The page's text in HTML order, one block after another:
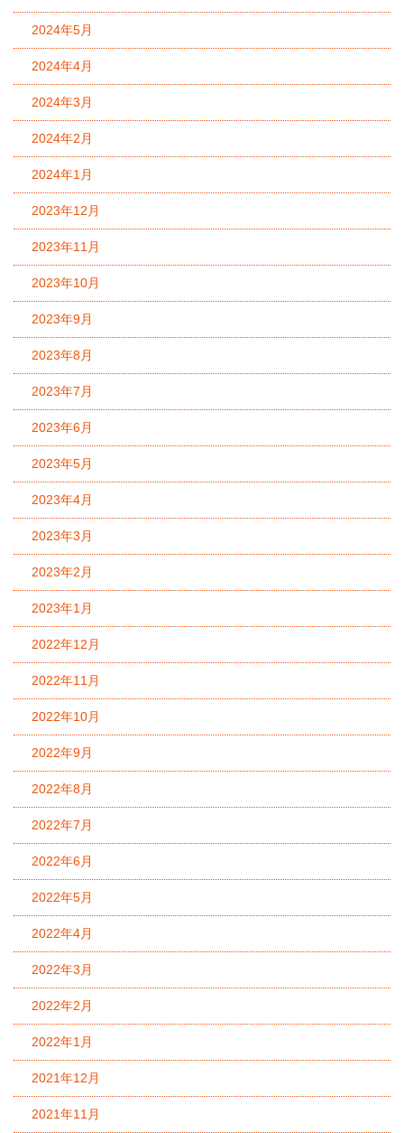
2024年5月
2024年4月
2024年3月
2024年2月
2024年1月
2023年12月
2023年11月
2023年10月
2023年9月
2023年8月
2023年7月
2023年6月
2023年5月
2023年4月
2023年3月
2023年2月
2023年1月
2022年12月
2022年11月
2022年10月
2022年9月
2022年8月
2022年7月
2022年6月
2022年5月
2022年4月
2022年3月
2022年2月
2022年1月
2021年12月
2021年11月